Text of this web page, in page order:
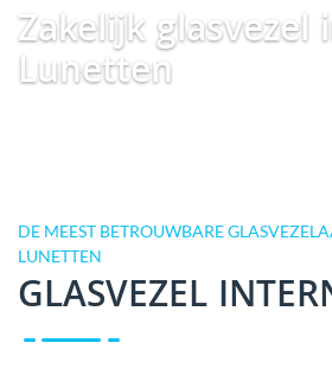
Zakelijk glasvezel
Lunetten
DE MEEST BETROUWBARE
LUNETTEN
GLASVEZEL